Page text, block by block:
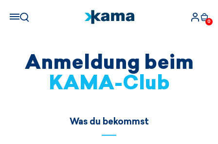
0
Anmeldung beim
KAMA-Club
Was du bekommst